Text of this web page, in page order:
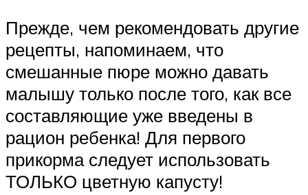
Прежде, чем рекомендовать другие
рецепты, напоминаем, что
смешанные пюре можно давать
малышу только после того, как все
составляющие уже введены в
рацион ребенка! Для первого
прикорма следует использовать
ТОЛЬКО цветную капусту!